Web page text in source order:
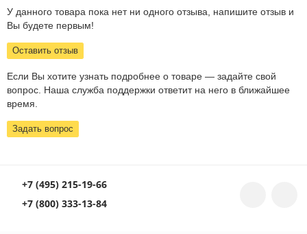
У данного товара пока нет ни одного отзыва, напишите отзыв и
Вы будете первым!
Оставить отзыв
Если Вы хотите узнать подробнее о товаре — задайте свой
вопрос. Наша служба поддержки ответит на него в ближайшее
время.
Задать вопрос
+7 (495) 215-19-66
+7 (800) 333-13-84